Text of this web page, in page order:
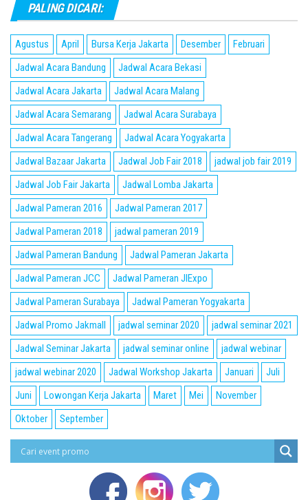
PALING DICARI:
Agustus April Bursa Kerja Jakarta Desember
Februari
Jadwal Acara Bandung
Jadwal Acara Bekasi
Jadwal Acara Jakarta
Jadwal Acara Malang
Jadwal Acara Semarang
Jadwal Acara Surabaya
Jadwal Acara Tangerang
Jadwal Acara Yogyakarta
Jadwal Bazaar Jakarta
Jadwal Job Fair 2018
jadwal job fair 2019
Jadwal Job Fair Jakarta
Jadwal Lomba Jakarta
Jadwal Pameran 2016
Jadwal Pameran 2017
Jadwal Pameran 2018
jadwal pameran 2019
Jadwal Pameran Bandung
Jadwal Pameran Jakarta
Jadwal Pameran JCC
Jadwal Pameran JIExpo
Jadwal Pameran Surabaya
Jadwal Pameran Yogyakarta
Jadwal Promo Jakmall
jadwal seminar 2020
jadwal seminar 2021
Jadwal Seminar Jakarta
jadwal seminar online
jadwal webinar
jadwal webinar 2020
Jadwal Workshop Jakarta Januari
Juli
Juni
Lowongan Kerja Jakarta Maret Mei
November
Oktober
September